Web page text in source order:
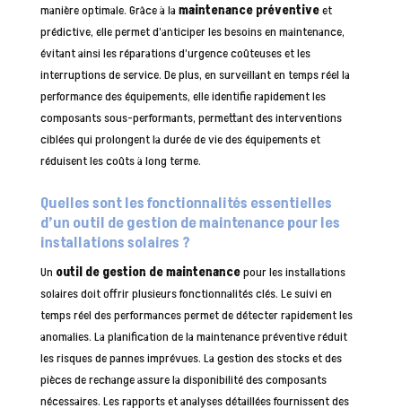
manière optimale. Grâce à la maintenance préventiveet
prédictive, elle permet d’anticiper les besoins en maintenance,
évitant ainsi les réparations d’urgence coûteuses et les
interruptions de service. De plus, en surveillant en temps réel la
performance des équipements, elle identifie rapidement les
composants sous-performants, permettant des interventions
ciblées qui prolongent la durée de vie des équipements et
réduisent les coûts à long terme.
Quelles sont les fonctionnalités essentielles
d’un outil de gestion de maintenance pour les
installations solaires ?
Un outil de gestion de maintenancepour les installations
solaires doit offrir plusieurs fonctionnalités clés. Le suivi en
temps réel des performances permet de détecter rapidement les
anomalies. La planification de la maintenance préventive réduit
les risques de pannes imprévues. La gestion des stocks et des
pièces de rechange assure la disponibilité des composants
nécessaires. Les rapports et analyses détaillées fournissent des